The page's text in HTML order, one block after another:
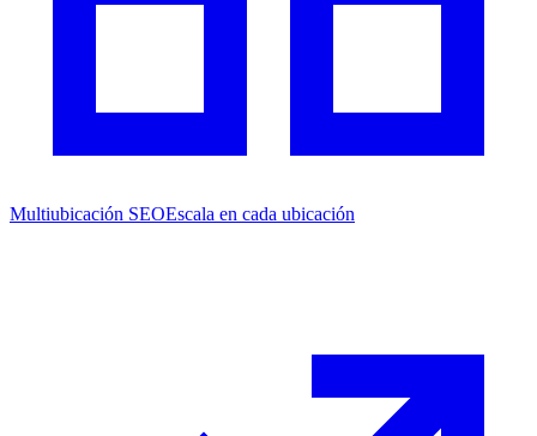
Multiubicación SEOEscala en cada ubicación